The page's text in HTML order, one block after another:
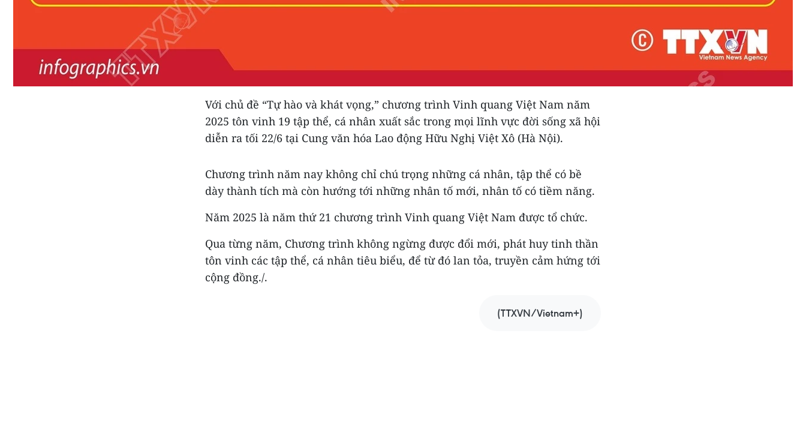
Với chủ đề “Tự hào và khát vọng,” chương trình Vinh quang Việt Nam năm
2025 tôn vinh 19 tập thể, cá nhân xuất sắc trong mọi lĩnh vực đời sống xã hội
diễn ra tối 22/6 tại Cung văn hóa Lao động Hữu Nghị Việt Xô (Hà Nội).
Chương trình năm nay không chỉ chú trọng những cá nhân, tập thể có bề
dày thành tích mà còn hướng tới những nhân tố mới, nhân tố có tiềm năng.
Năm 2025 là năm thứ 21 chương trình Vinh quang Việt Nam được tổ chức.
Qua từng năm, Chương trình không ngừng được đổi mới, phát huy tinh thần
tôn vinh các tập thể, cá nhân tiêu biểu, để từ đó lan tỏa, truyền cảm hứng tới
cộng đồng./.
(TTXVN/Vietnam+)